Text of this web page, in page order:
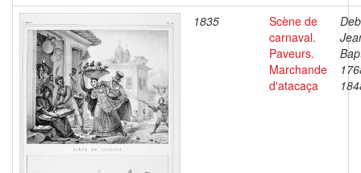
1835
Scène de
carnaval.
Paveurs.
Marchande
d'atacaça